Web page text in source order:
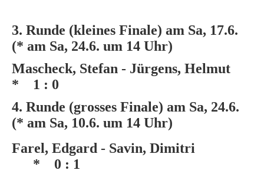
3. Runde (kleines Finale) am Sa, 17.6.
(* am Sa, 24.6. um 14 Uhr)
Mascheck, Stefan - Jürgens, Helmut
* 1 : 0
4. Runde (grosses Finale) am Sa, 24.6.
(* am Sa, 10.6. um 14 Uhr)
Farel, Edgard - Savin, Dimitri
* 0 : 1